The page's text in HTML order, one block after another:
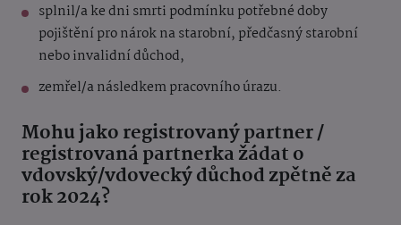
splnil/a ke dni smrti podmínku potřebné doby
pojištění pro nárok na starobní, předčasný starobní
nebo invalidní důchod,
zemřel/a následkem pracovního úrazu.
Mohu jako registrovaný partner /
registrovaná partnerka žádat o
vdovský/vdovecký důchod zpětně za
rok 2024?